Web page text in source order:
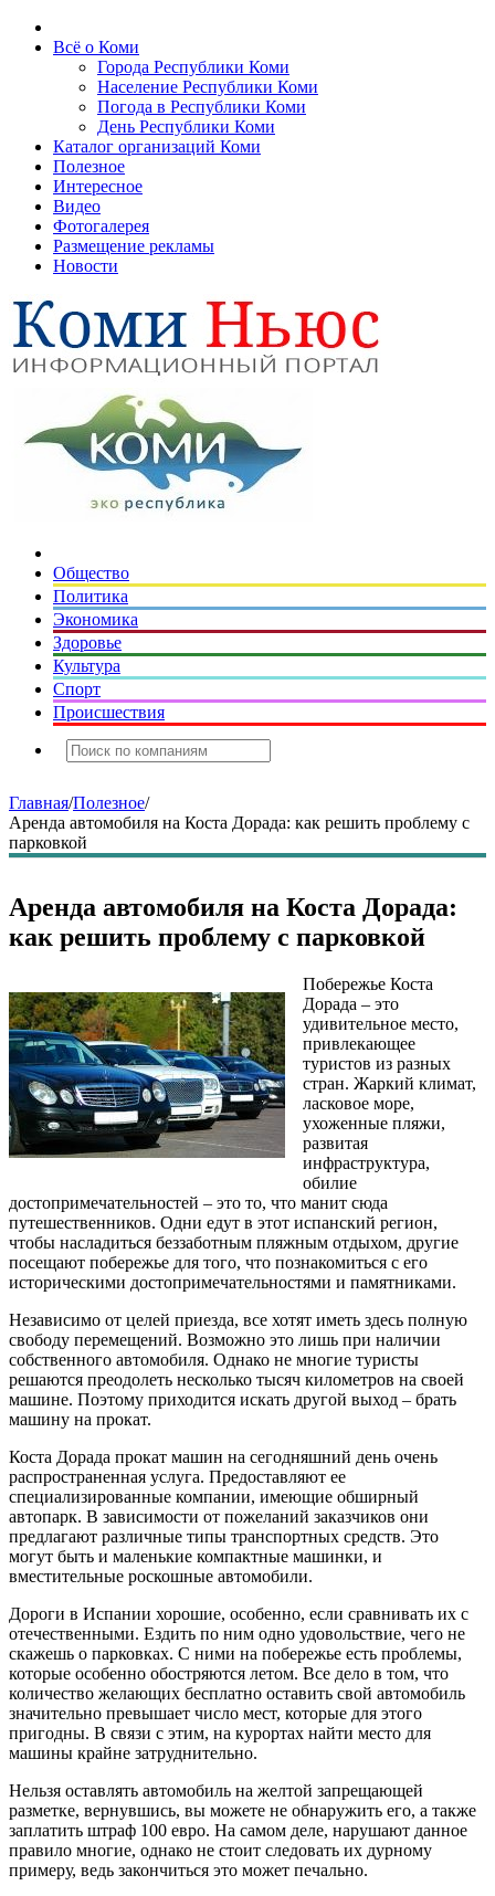
Всё о Коми
Города Республики Коми
Население Республики Коми
Погода в Республики Коми
День Республики Коми
Каталог организаций Коми
Полезное
Интересное
Видео
Фотогалерея
Размещение рекламы
Новости
Общество
Политика
Экономика
Здоровье
Культура
Спорт
Происшествия
Главная/Полезное/
Аренда автомобиля на Коста Дорада: как решить проблему с
парковкой
Аренда автомобиля на Коста Дорада:
как решить проблему с парковкой
Побережье Коста
Дорада – это
удивительное место,
привлекающее
туристов из разных
стран. Жаркий климат,
ласковое море,
ухоженные пляжи,
развитая
инфраструктура,
обилие
достопримечательностей – это то, что манит сюда
путешественников. Одни едут в этот испанский регион,
чтобы насладиться беззаботным пляжным отдыхом, другие
посещают побережье для того, что познакомиться с его
историческими достопримечательностями и памятниками.
Независимо от целей приезда, все хотят иметь здесь полную
свободу перемещений. Возможно это лишь при наличии
собственного автомобиля. Однако не многие туристы
решаются преодолеть несколько тысяч километров на своей
машине. Поэтому приходится искать другой выход – брать
машину на прокат.
Коста Дорада прокат машин на сегодняшний день очень
распространенная услуга. Предоставляют ее
специализированные компании, имеющие обширный
автопарк. В зависимости от пожеланий заказчиков они
предлагают различные типы транспортных средств. Это
могут быть и маленькие компактные машинки, и
вместительные роскошные автомобили.
Дороги в Испании хорошие, особенно, если сравнивать их с
отечественными. Ездить по ним одно удовольствие, чего не
скажешь о парковках. С ними на побережье есть проблемы,
которые особенно обостряются летом. Все дело в том, что
количество желающих бесплатно оставить свой автомобиль
значительно превышает число мест, которые для этого
пригодны. В связи с этим, на курортах найти место для
машины крайне затруднительно.
Нельзя оставлять автомобиль на желтой запрещающей
разметке, вернувшись, вы можете не обнаружить его, а также
заплатить штраф 100 евро. На самом деле, нарушают данное
правило многие, однако не стоит следовать их дурному
примеру, ведь закончиться это может печально.